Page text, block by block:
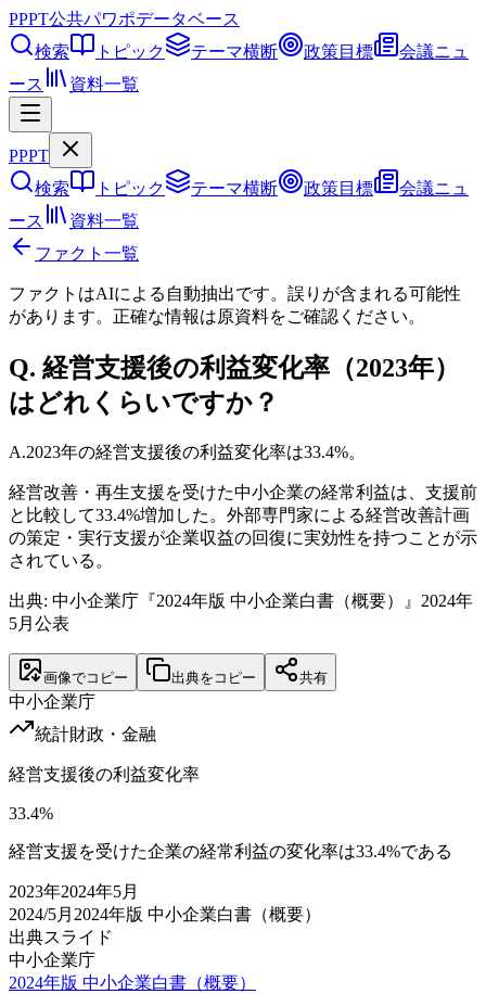
PPPT公共パワポデータベース
検索
トピック テーマ横断 政策目標
会議ニュ
ース
資料一覧
PPPT
検索
トピック テーマ横断 政策目標
会議ニュ
ース
資料一覧
ファクト一覧
ファクトはAIによる自動抽出です。誤りが含まれる可能性
があります。正確な情報は原資料をご確認ください。
Q. 経営支援後の利益変化率（2023年）
はどれくらいですか？
A.2023年の経営支援後の利益変化率は33.4%。
経営改善・再生支援を受けた中小企業の経常利益は、支援前
と比較して33.4%増加した。外部専門家による経営改善計画
の策定・実行支援が企業収益の回復に実効性を持つことが示
されている。
出典: 中小企業庁『2024年版 中小企業白書（概要）』2024年
5月公表
画像でコピー 出典をコピー 共有
中小企業庁
統計財政・金融
経営支援後の利益変化率
33.4%
経営支援を受けた企業の経常利益の変化率は33.4%である
2023年2024年5月
2024/5月 2024年版 中小企業白書（概要）
出典スライド
中小企業庁
2024年版 中小企業白書（概要）